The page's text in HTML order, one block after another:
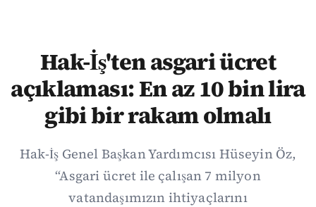
Hak-İş'ten asgari ücret
açıklaması: En az 10 bin lira
gibi bir rakam olmalı
Hak-İş Genel Başkan Yardımcısı Hüseyin Öz,
“Asgari ücret ile çalışan 7 milyon
vatandaşımızın ihtiyaçlarını